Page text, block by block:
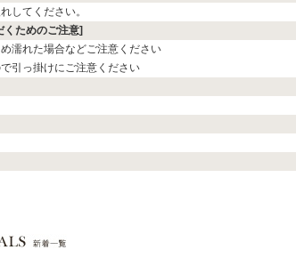
してください。
くためのご注意]
濡れた場合などご注意ください
引っ掛けにご注意ください